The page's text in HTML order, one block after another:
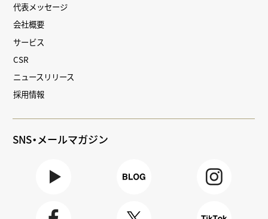
代表メッセージ
会社概要
サービス
CSR
ニュースリリース
採用情報
SNS・メールマガジン